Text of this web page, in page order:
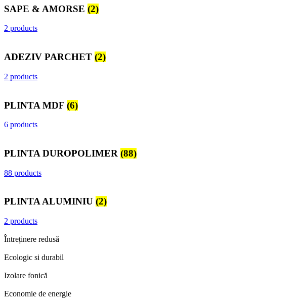
SAPE & AMORSE (2)
2 products
ADEZIV PARCHET (2)
2 products
PLINTA MDF (6)
6 products
PLINTA DUROPOLIMER (88)
88 products
PLINTA ALUMINIU (2)
2 products
Întreținere redusă
Ecologic si durabil
Izolare fonică
Economie de energie